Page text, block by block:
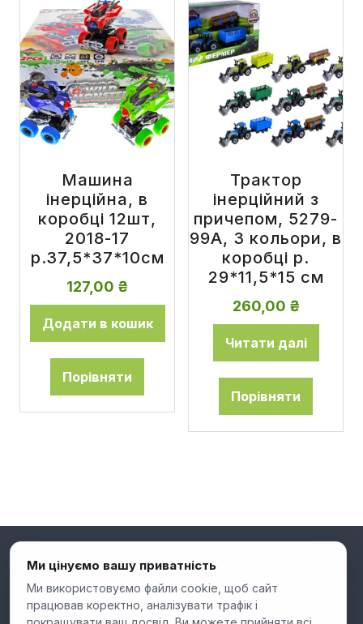
Машина
інерційна, в
коробці 12шт,
2018-17
р.37,5*37*10см
127,00 ₴
Додати в кошик
Порівняти
Трактор
інерційний з
причепом, 5279-
99A, 3 кольори, в
коробці р.
29*11,5*15 см
260,00 ₴
Читати далі
Порівняти
Ми цінуємо вашу приватність
Ми використовуємо файли cookie, щоб сайт
працював коректно, аналізувати трафік і